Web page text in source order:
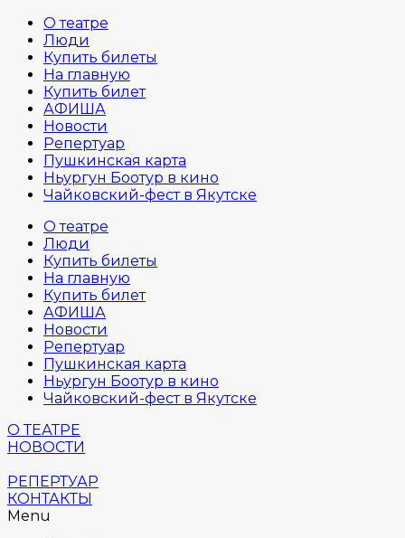
О театре
Люди
Купить билеты
На главную
Купить билет
АФИША
Новости
Репертуар
Пушкинская карта
Ньургун Боотур в кино
Чайковский-фест в Якутске
О театре
Люди
Купить билеты
На главную
Купить билет
АФИША
Новости
Репертуар
Пушкинская карта
Ньургун Боотур в кино
Чайковский-фест в Якутске
О ТЕАТРЕ
НОВОСТИ
РЕПЕРТУАР
КОНТАКТЫ
Menu